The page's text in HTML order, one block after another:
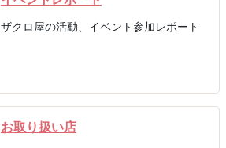
ザクロ屋の活動、イベント参加レポート
お取り扱い店